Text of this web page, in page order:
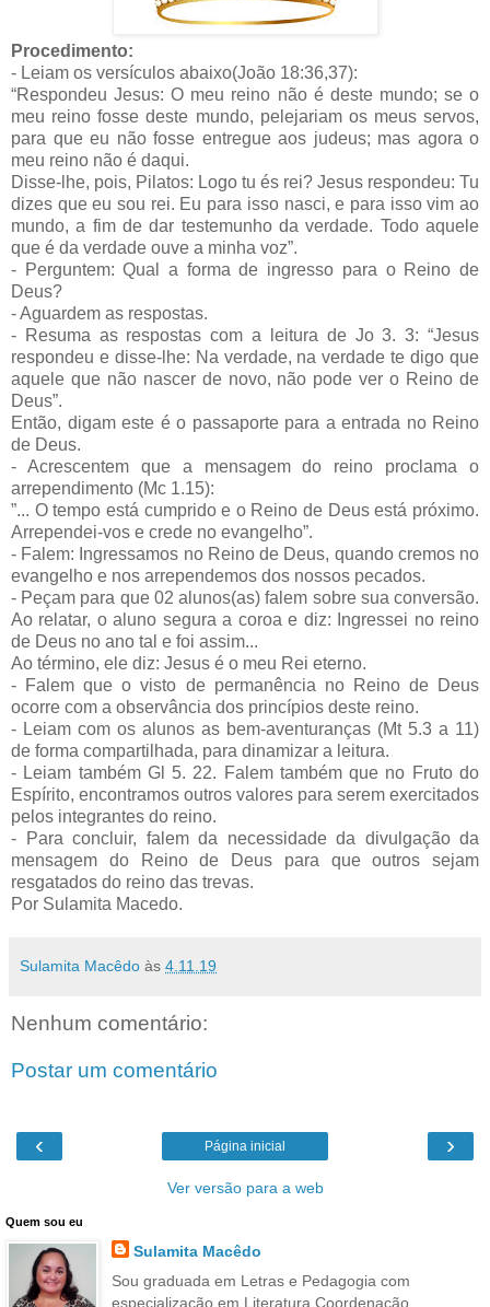
Procedimento:
- Leiam os versículos abaixo(João 18:36,37):
“Respondeu Jesus: O meu reino não é deste mundo; se o
meu reino fosse deste mundo, pelejariam os meus servos,
para que eu não fosse entregue aos judeus; mas agora o
meu reino não é daqui.
Disse-lhe, pois, Pilatos: Logo tu és rei? Jesus respondeu: Tu
dizes que eu sou rei. Eu para isso nasci, e para isso vim ao
mundo, a fim de dar testemunho da verdade. Todo aquele
que é da verdade ouve a minha voz”.
- Perguntem: Qual a forma de ingresso para o Reino de
Deus?
- Aguardem as respostas.
- Resuma as respostas com a leitura de Jo 3. 3: “Jesus
respondeu e disse-lhe: Na verdade, na verdade te digo que
aquele que não nascer de novo, não pode ver o Reino de
Deus”.
Então, digam este é o passaporte para a entrada no Reino
de Deus.
- Acrescentem que a mensagem do reino proclama o
arrependimento (Mc 1.15):
”... O tempo está cumprido e o Reino de Deus está próximo.
Arrependei-vos e crede no evangelho”.
- Falem: Ingressamos no Reino de Deus, quando cremos no
evangelho e nos arrependemos dos nossos pecados.
- Peçam para que 02 alunos(as) falem sobre sua conversão.
Ao relatar, o aluno segura a coroa e diz: Ingressei no reino
de Deus no ano tal e foi assim...
Ao término, ele diz: Jesus é o meu Rei eterno.
- Falem que o visto de permanência no Reino de Deus
ocorre com a observância dos princípios deste reino.
- Leiam com os alunos as bem-aventuranças (Mt 5.3 a 11)
de forma compartilhada, para dinamizar a leitura.
- Leiam também Gl 5. 22. Falem também que no Fruto do
Espírito, encontramos outros valores para serem exercitados
pelos integrantes do reino.
- Para concluir, falem da necessidade da divulgação da
mensagem do Reino de Deus para que outros sejam
resgatados do reino das trevas.
Por Sulamita Macedo.
Sulamita Macêdo às 4.11.19
Nenhum comentário:
Postar um comentário
‹ ›
Página inicial
Ver versão para a web
Quem sou eu
Sulamita Macêdo
Sou graduada em Letras e Pedagogia com
especialização em Literatura,Coordenação